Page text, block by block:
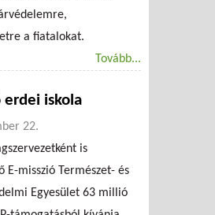
a fiatalokat.
Tovább...
erdei iskola
22.
is
E-misszió Természet- és
Egyesület 63 millió